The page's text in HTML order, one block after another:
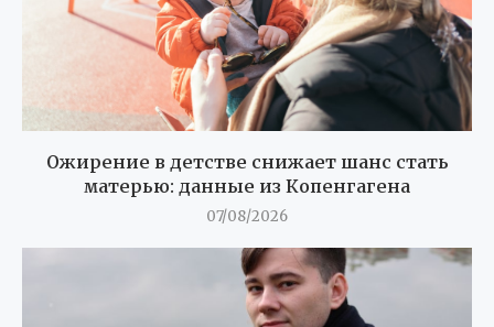
Ожирение в детстве снижает шанс стать
матерью: данные из Копенгагена
07/08/2026